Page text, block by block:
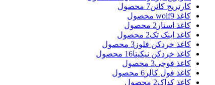
کارتریج کانن7 محصول
کاغذ wolf 9 محصول
کاغذ استار 2 محصول
کاغذ اینک تک2 محصول
کاغذ خردکن فلوز 3 محصول
کاغذ خردکن نیکیتا16 محصول
کاغذ فوجی3 محصول
کاغذ فول کالر 6 محصول
کاغذ کداک2 محصول